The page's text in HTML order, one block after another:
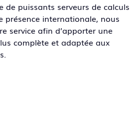
de puissants serveurs de calculs
présence internationale, nous
service afin d’apporter une
complète et adaptée aux